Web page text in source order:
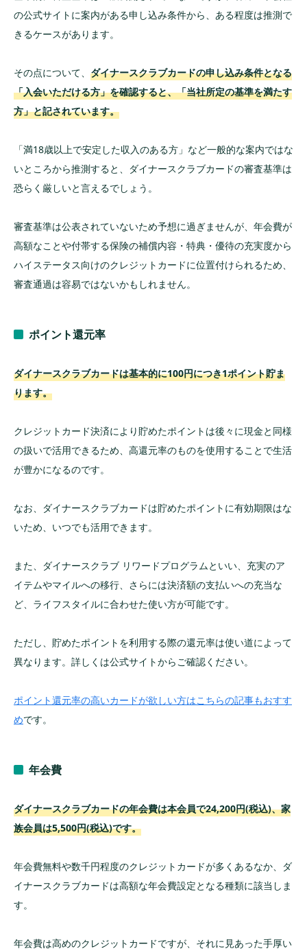
の公式サイトに案内がある申し込み条件から、ある程度は推測で
きるケースがあります。
その点について、 ダイナースクラブカードの申し込み条件となる
「入会いただける方」を確認すると、「当社所定の基準を満たす
方」と記されています。
「満18歳以上で安定した収入のある方」など一般的な案内ではな
いところから推測すると、ダイナースクラブカードの審査基準は
恐らく厳しいと言えるでしょう。
審査基準は公表されていないため予想に過ぎませんが、年会費が
高額なことや付帯する保険の補償内容・特典・優待の充実度から
ハイステータス向けのクレジットカードに位置付けられるため、
審査通過は容易ではないかもしれません。
ポイント還元率
ダイナースクラブカードは基本的に100円につき1ポイント貯ま
ります。
クレジットカード決済により貯めたポイントは後々に現金と同様
の扱いで活用できるため、高還元率のものを使用することで生活
が豊かになるのです。
なお、ダイナースクラブカードは貯めたポイントに有効期限はな
いため、いつでも活用できます。
また、ダイナースクラブ リワードプログラムといい、充実のア
イテムやマイルへの移行、さらには決済額の支払いへの充当な
ど、ライフスタイルに合わせた使い方が可能です。
ただし、貯めたポイントを利用する際の還元率は使い道によって
異なります。詳しくは公式サイトからご確認ください。
ポイント還元率の高いカードが欲しい方はこちらの記事もおすす
めです。
年会費
ダイナースクラブカードの年会費は本会員で24,200円(税込)、家
族会員は5,500円(税込)です。
年会費無料や数千円程度のクレジットカードが多くあるなか、ダ
イナースクラブカードは高額な年会費設定となる種類に該当しま
す。
年会費は高めのクレジットカードですが、それに見あった手厚い